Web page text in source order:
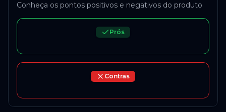
Conheça os pontos positivos e negativos do produto
Prós
Contras